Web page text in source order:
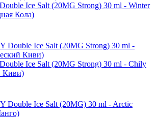
Ice Salt (20MG Strong) 30 ml - Winter
Кола)
Ice Salt (20MG Strong) 30 ml - Chily
Киви)